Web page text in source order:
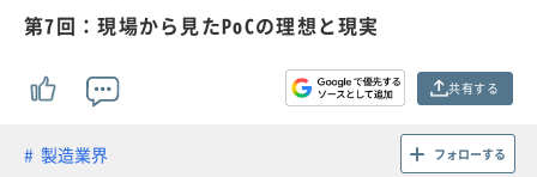
第7回：現場から見たPoCの理想と現実
共有する
製造業界 フォローする